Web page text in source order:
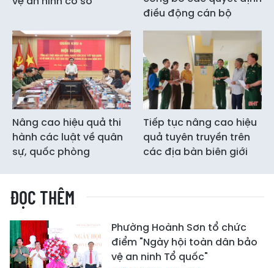
điều động cán bộ
Nâng cao hiệu quả thi
hành các luật về quân
sự, quốc phòng
Tiếp tục nâng cao hiệu
quả tuyên truyền trên
các địa bàn biên giới
ĐỌC THÊM
Phường Hoành Sơn tổ chức
điểm "Ngày hội toàn dân bảo
vệ an ninh Tổ quốc"